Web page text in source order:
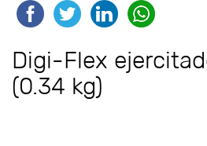
Digi-Flex
(0.34 kg)